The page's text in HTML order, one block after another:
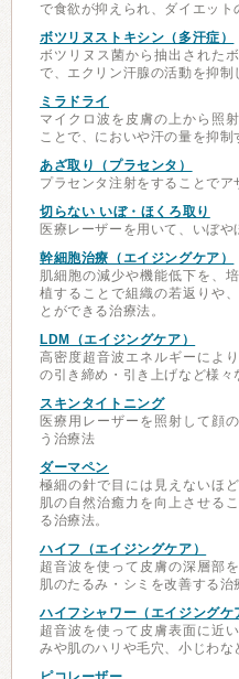
で食欲が抑えられ、ダイエット
ボツリヌストキシン（多汗症）
ボツリヌス菌から抽出された
で、エクリン汗腺の活動を抑制
ミラドライ
マイクロ波を皮膚の上から照
ことで、においや汗の量を抑制
あざ取り（プラセンタ）
プラセンタ注射をすることでア
切らない いぼ・ほくろ取り
医療レーザーを用いて、いぼや
幹細胞治療（エイジングケア）
肌細胞の減少や機能低下を、
植することで組織の若返りや
とができる治療法。
LDM（エイジングケア）
高密度超音波エネルギーによ
の引き締め・引き上げなど様々
スキンタイトニング
医療用レーザーを照射して顔
う治療法
ダーマペン
極細の針で目には見えないほ
肌の自然治癒力を向上させる
る治療法。
ハイフ（エイジングケア）
超音波を使って皮膚の深層部
肌のたるみ・シミを改善する治
ハイフシャワー（エイジングケ
超音波を使って皮膚表面に近
みや肌のハリや毛穴、小じわな